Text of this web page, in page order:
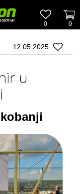
0
0
12.05.2025.
u